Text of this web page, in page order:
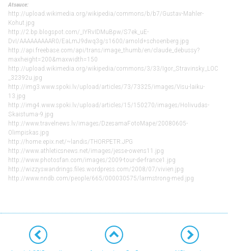
Atsauce:
http://upload.wikimedia.org/wikipedia/commons/b/b7/Gustav-Mahler-
Kohut.jpg
http://2.bp.blogspot.com/_IYRvIDMuBpw/S7ek_uE-
DvI/AAAAAAAAAR0/EaLmJ9dwq3g/s1600/arnold+schoenberg.jpg
http://api.freebase.com/api/trans/image_thumb/en/claude_debussy?
maxheight=200&maxwidth=150
http://upload.wikimedia.org/wikipedia/commons/3/33/Igor_Stravinsky_LOC
_32392u.jpg
http://img3.www.spoki.lv/upload/articles/73/73325/images/Visu-laiku-
13.jpg
http://img4.www.spoki.lv/upload/articles/15/150270/images/Holivudas-
Skaistuma-9.jpg
http://www.travelnews.lv/images/DzesamaFotoMape/20080605-
Olimpiskas.jpg
http://home.epix.net/~landis/THORPETR.JPG
http://www.athleticsnews.net/images/jesse-owens11.jpg
http://www.photosfan.com/images/2009-tour-de-france1.jpg
http://wizzyswandrings.files.wordpress.com/2008/07/vivien.jpg
http://www.nndb.com/people/665/000030575/larmstrong-med.jpg